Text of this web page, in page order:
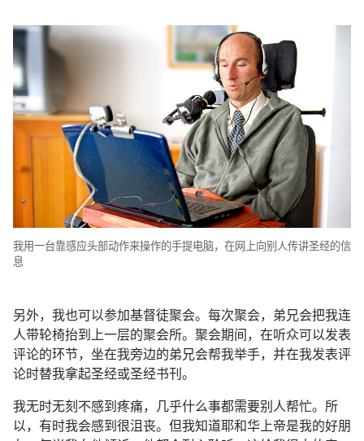
我用一台靠感应头部动作来操作的手提电脑，在网上向别人传讲圣经的信
息
另外，我也可以参加基督徒聚会。每次聚会，弟兄会把我连
人带轮椅抬到上一层的聚会所。聚会期间，在听众可以发表
评论的环节，坐在我旁边的弟兄会帮我举手，并在我发表评
论时替我拿起圣经或圣经书刊。
我无时无刻不感到疼痛，几乎什么事都需要别人帮忙。所
以，有时我会感到很沮丧。但我知道耶和华上帝是我的好朋